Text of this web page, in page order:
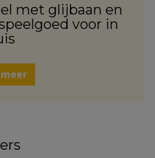
met glijbaan en
voor in